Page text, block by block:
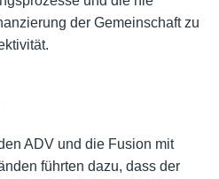
der Gemeinschaft zu
ADV und die Fusion mit
führten dazu, dass der